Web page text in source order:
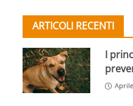
ARTICOLI RECENTI
I